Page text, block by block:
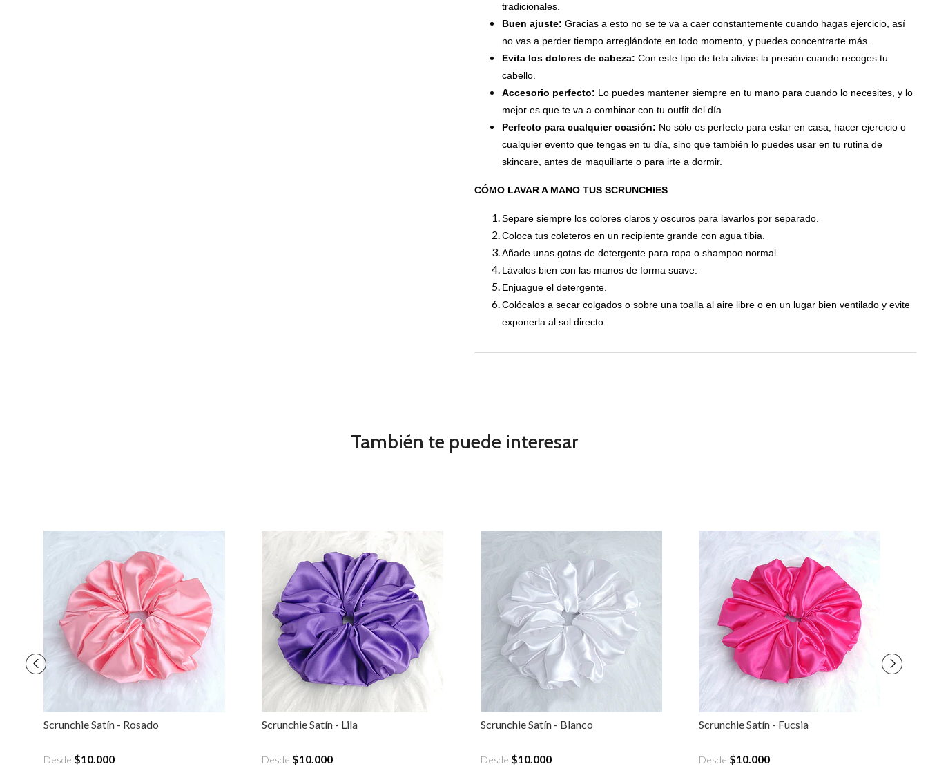
tradicionales.
Buen ajuste: Gracias a esto no se te va a caer constantemente cuando hagas ejercicio, así
no vas a perder tiempo arreglándote en todo momento, y puedes concentrarte más.
Evita los dolores de cabeza: Con este tipo de tela alivias la presión cuando recoges tu
cabello.
Accesorio perfecto: Lo puedes mantener siempre en tu mano para cuando lo necesites, y lo
mejor es que te va a combinar con tu outfit del día.
Perfecto para cualquier ocasión: No sólo es perfecto para estar en casa, hacer ejercicio o
cualquier evento que tengas en tu día, sino que también lo puedes usar en tu rutina de
skincare, antes de maquillarte o para irte a dormir.
CÓMO LAVAR A MANO TUS SCRUNCHIES
Separe siempre los colores claros y oscuros para lavarlos por separado.
Coloca tus coleteros en un recipiente grande con agua tibia.
Añade unas gotas de detergente para ropa o shampoo normal.
Lávalos bien con las manos de forma suave.
Enjuague el detergente.
Colócalos a secar colgados o sobre una toalla al aire libre o en un lugar bien ventilado y evite
exponerla al sol directo.
También te puede interesar
Scrunchie Satín - Rosado
Desde $10.000
Scrunchie Satín - Lila
Desde $10.000
Scrunchie Satín - Blanco
Desde $10.000
Scrunchie Satín - Fucsia
Desde $10.000